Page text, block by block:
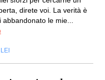
direte voi. La verità è
le mie...